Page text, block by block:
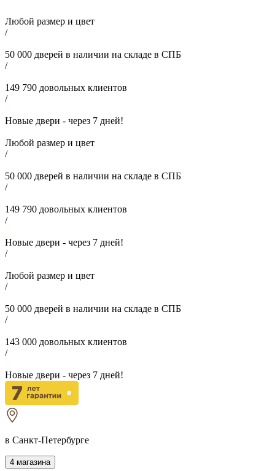
Любой размер и цвет
/
50 000 дверей в наличии на складе в СПБ
/
149 790 довольных клиентов
/
Новые двери - через 7 дней!
Любой размер и цвет
/
50 000 дверей в наличии на складе в СПБ
/
149 790 довольных клиентов
/
Новые двери - через 7 дней!
/
Любой размер и цвет
/
50 000 дверей в наличии на складе в СПБ
/
143 000 довольных клиентов
/
Новые двери - через 7 дней!
в Санкт-Петербурге
4 магазина